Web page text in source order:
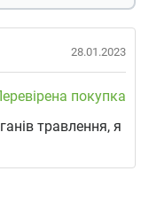
28.01.2023
покупка
травлення, я